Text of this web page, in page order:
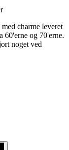
charme leveret
60'erne og 70'erne.
noget ved